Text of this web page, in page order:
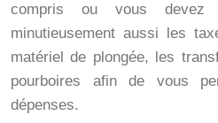
compris ou vous
minutieusement aussi les
matériel de plongée, les
pourboires afin de vous
dépenses.